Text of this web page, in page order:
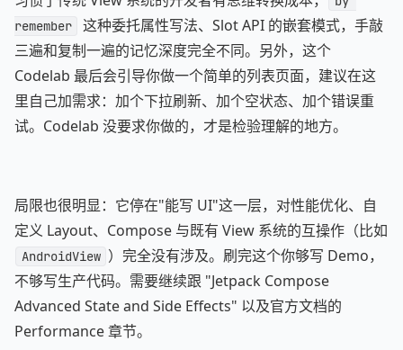
remember
这种委托属性写法、Slot API 的嵌套模式，手敲
三遍和复制一遍的记忆深度完全不同。另外，这个
Codelab 最后会引导你做一个简单的列表页面，建议在这
里自己加需求：加个下拉刷新、加个空状态、加个错误重
试。Codelab 没要求你做的，才是检验理解的地方。
局限也很明显：它停在"能写 UI"这一层，对性能优化、自
定义 Layout、Compose 与既有 View 系统的互操作（比如
AndroidView ）完全没有涉及。刷完这个你够写 Demo，
不够写生产代码。需要继续跟 "Jetpack Compose
Advanced State and Side Effects" 以及官方文档的
Performance 章节。